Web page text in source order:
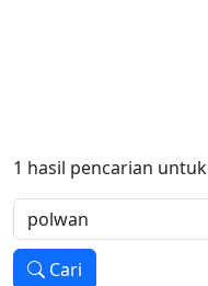
1 hasil pencarian untuk
Cari